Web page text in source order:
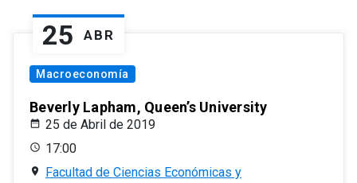
25 ABR
Macroeconomía
Beverly Lapham, Queen’s University
25 de Abril de 2019
17:00
Facultad de Ciencias Económicas y